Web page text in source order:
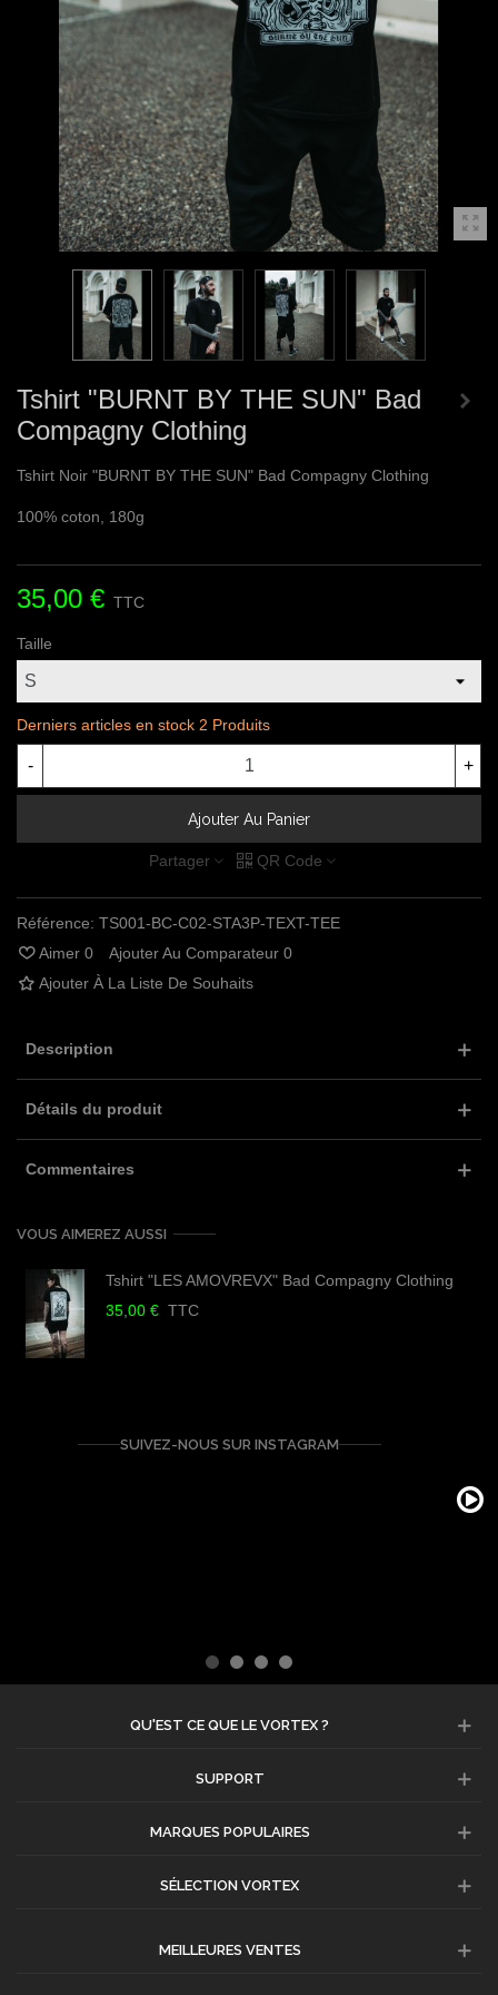
Tshirt "BURNT BY THE SUN" Bad
Compagny Clothing
Tshirt Noir "BURNT BY THE SUN" Bad Compagny Clothing
100% coton, 180g
35,00 € TTC
Taille
Derniers articles en stock 2 Produits
- +
Ajouter Au Panier
Partager QR Code
Référence: TS001-BC-C02-STA3P-TEXT-TEE
Aimer 0 Ajouter Au Comparateur 0
Ajouter À La Liste De Souhaits
Description
Détails du produit
Commentaires
VOUS AIMEREZ AUSSI
Tshirt "LES AMOVREVX" Bad Compagny Clothing
35,00 € TTC
SUIVEZ-NOUS SUR INSTAGRAM
QU'EST CE QUE LE VORTEX ?
SUPPORT
MARQUES POPULAIRES
SÉLECTION VORTEX
MEILLEURES VENTES